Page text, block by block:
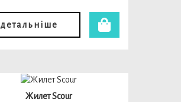
детальніше
Жилет Scour